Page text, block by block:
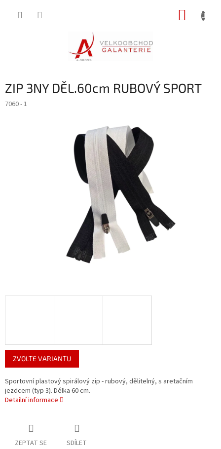
ZIP 3NY DĚL.60cm RUBOVÝ SPORT
7060 - 1
ZVOLTE VARIANTU
Sportovní plastový spirálový zip - rubový, dělitelný, s aretačním
jezdcem (typ 3). Délka 60 cm.
Detailní informace
ZEPTAT SE SDÍLET